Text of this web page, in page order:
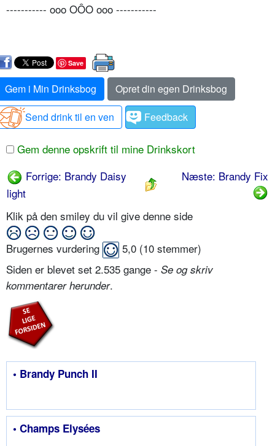
----------- ooo OÔO ooo -----------
Save
Gem i Min Drinksbog
Opret din egen Drinksbog
Send drink til en ven
Feedback
Gem denne opskrift til mine Drinkskort
Forrige: Brandy Daisy
light
Næste: Brandy Fix
Klik på den smiley du vil give denne side
Brugernes vurdering 5,0 (10 stemmer)
Siden er blevet set 2.535 gange - Se og skriv
kommentarer herunder.
• Brandy Punch II
• Champs Elysées